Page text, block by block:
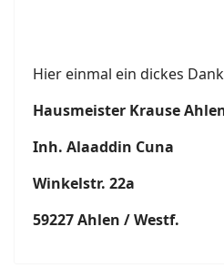
Hier einmal ein dickes
Hausmeister Krause
Inh. Alaaddin Cuna
Winkelstr. 22a
59227 Ahlen / Westf.